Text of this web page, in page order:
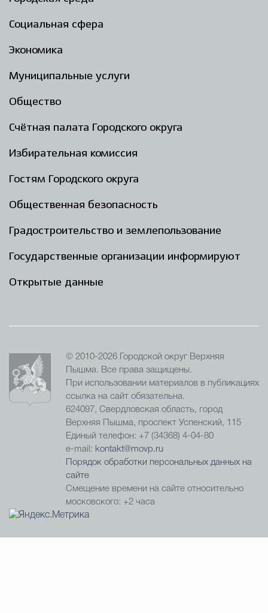
Социальная сфера
Экономика
Муниципальные услуги
Общество
Счётная палата Городского округа
Избирательная комиссия
Гостям Городского округа
Общественная безопасность
Градостроительство и землепользование
Государственные организации информируют
Открытые данные
© 2010-2026 Городской округ Верхняя
Пышма. Все права защищены.
При использовании материалов в публикациях
ссылка на сайт обязательна.
624097, Свердловская область, город
Верхняя Пышма, проспект Успенский, 115
Единый телефон: +7 (34368) 4-04-80
e-mail: kontakt@movp.ru
Порядок обработки персональных данных на
сайте
Смещение времени на сайте относительно
московского: +2 часа